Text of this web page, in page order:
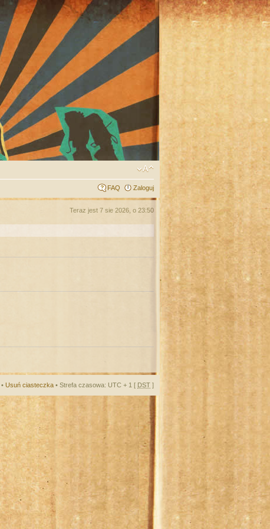
FAQ Zaloguj
Teraz jest 7 sie 2026, o 23:50
• Usuń ciasteczka • Strefa czasowa: UTC + 1 [ DST ]